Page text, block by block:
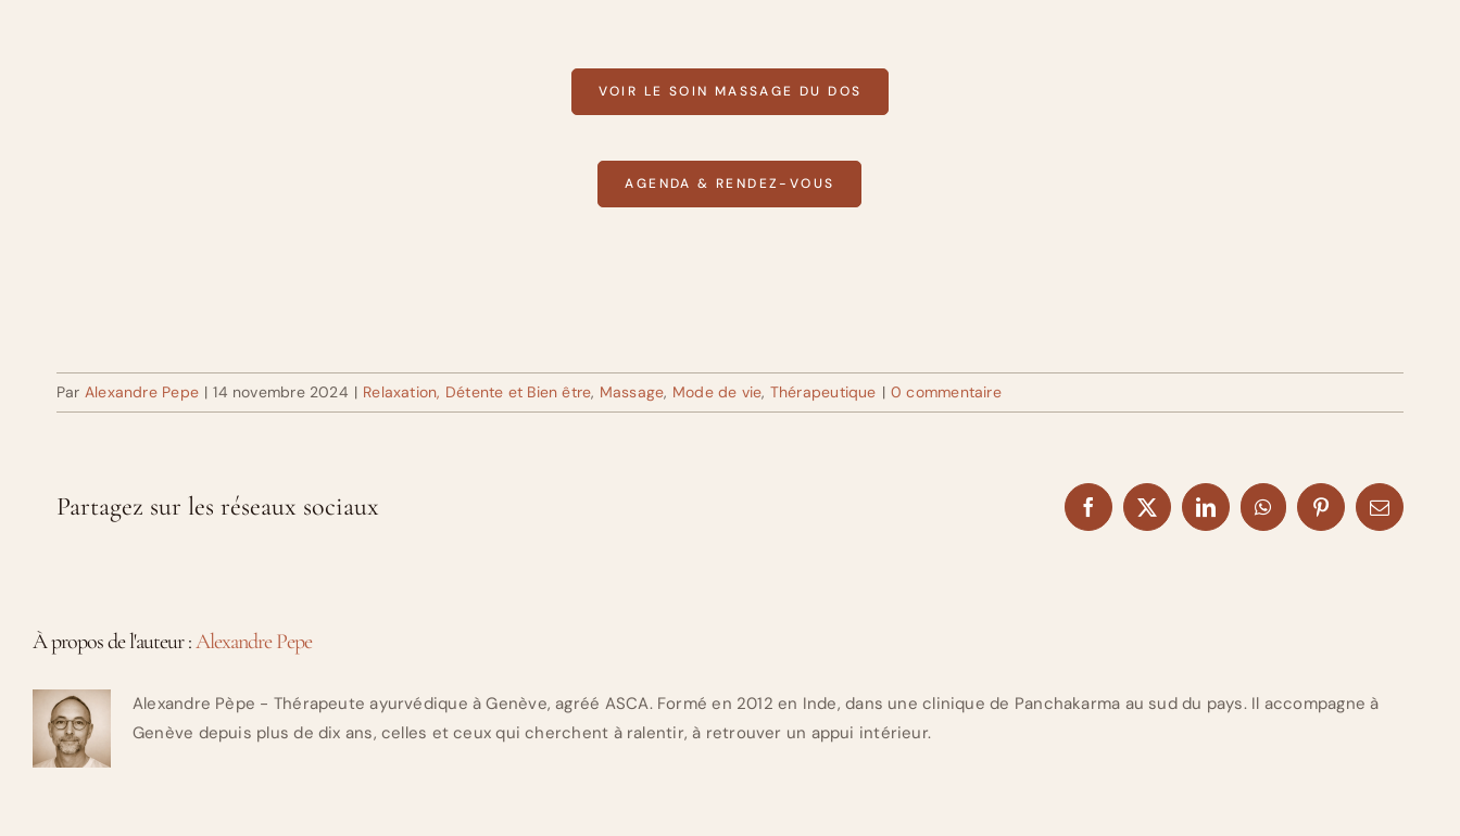
VOIR LE SOIN MASSAGE DU DOS
AGENDA & RENDEZ-VOUS
Par Alexandre Pepe | 14 novembre 2024 | Relaxation, Détente et Bien être, Massage, Mode de vie, Thérapeutique | 0 commentaire
Partagez sur les réseaux sociaux Facebook
X LinkedInWhatsAppPinterestEmail
À propos de l'auteur :Alexandre Pepe
Alexandre Pèpe - Thérapeute ayurvédique à Genève, agréé ASCA. Formé en 2012 en Inde, dans une clinique de Panchakarma au sud du pays. Il accompagne à
Genève depuis plus de dix ans, celles et ceux qui cherchent à ralentir, à retrouver un appui intérieur.